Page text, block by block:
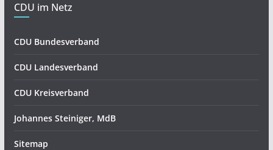
CDU im Netz
CDU Bundesverband
CDU Landesverband
CDU Kreisverband
Johannes Steiniger, MdB
Sitemap